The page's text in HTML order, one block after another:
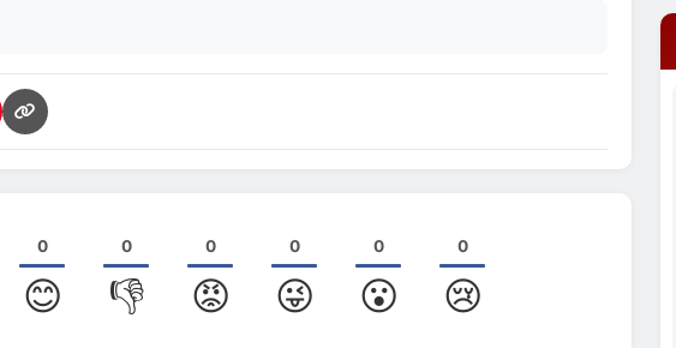
0
😊
0
👎
0
😡
0
😜
0
😮
0
😢